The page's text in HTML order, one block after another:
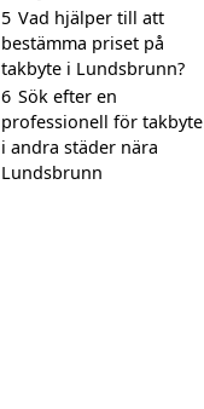
5 Vad hjälper till att
bestämma priset på
takbyte i Lundsbrunn?
6 Sök efter en
professionell för takbyte
i andra städer nära
Lundsbrunn